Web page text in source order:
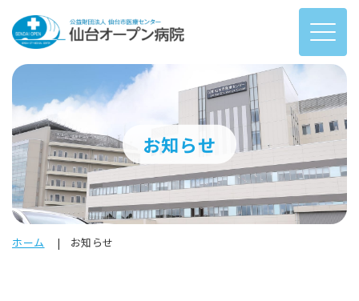
お知らせ
ホーム お知らせ